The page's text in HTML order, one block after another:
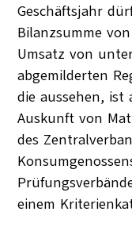
Geschäftsjahr
Bilanzsumme
Umsatz von
abgemilderten
die aussehen, ist
Auskunft von
des
einem